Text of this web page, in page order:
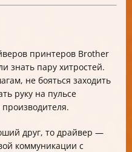
принтеров Brother
знать пару хитростей.
не бояться заходить
руку на пульсе
друг, то драйвер —
коммуникации с